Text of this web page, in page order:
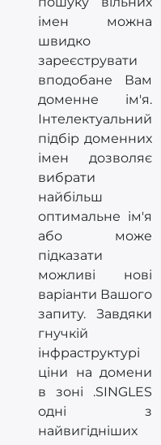
імен можна
швидко
зареєструвати
вподобане Вам
доменне ім'я.
Інтелектуальний
підбір доменних
імен дозволяє
вибрати
найбільш
оптимальне ім'я
або може
підказати
можливі нові
варіанти Вашого
запиту. Завдяки
гнучкій
інфраструктурі
ціни на домени
в зоні .SINGLES
одні з
найвигідніших